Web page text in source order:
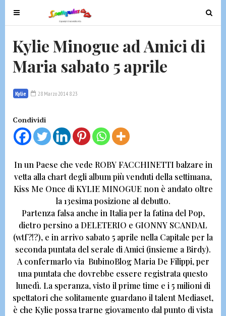
T
o
g
l
e
a
i
g
a
o
n
T
o
i
o
n
Kylie Minogue ad Amici di
Maria sabato 5 aprile
Kylie 28 Marzo 2014 8:23
Condividi
In un Paese che vede ROBY FACCHINETTI balzare in
vetta alla chart degli album più venduti della settimana,
Kiss Me Once di KYLIE MINOGUE non è andato oltre
la 13esima posizione al debutto.
Partenza falsa anche in Italia per la fatina del Pop,
dietro persino a DELETERIO e GIONNY SCANDAL
(wtf?!?), e in arrivo sabato 5 aprile nella Capitale per la
seconda puntata del serale di Amici (insieme a Birdy).
A confermarlo via BubinoBlog Maria De Filippi, per
una puntata che dovrebbe essere registrata questo
lunedì. La speranza, visto il prime time e i 5 milioni di
spettatori che solitamente guardano il talent Mediaset,
è che Kylie possa trarne giovamento dal punto di vista